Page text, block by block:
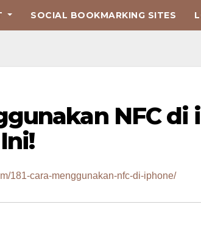
SOCIAL BOOKMARKING SITES
NFC di
181-cara-menggunakan-nfc-di-iphone/